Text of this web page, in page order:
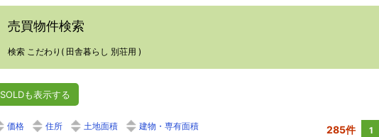
売買物件検索
検索 こだわり( 田舎暮らし 別荘用 )
SOLDも表示する
価格 住所 土地面積 建物・専有面積 285件 1